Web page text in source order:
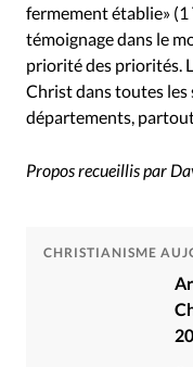
fermement établie» (1
témoignage dans le
priorité des priorités.
Christ dans toutes les
départements, partout
Propos recueillis par
CHRISTIANISME